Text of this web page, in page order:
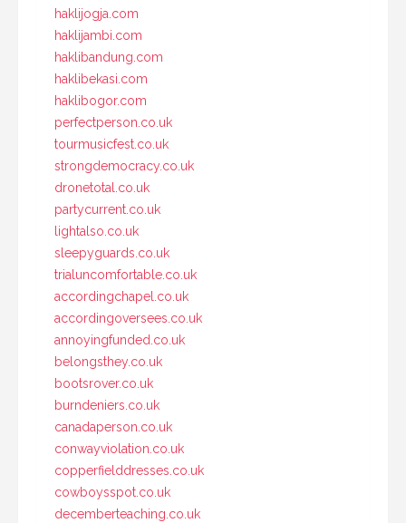
haklijogja.com
haklijambi.com
haklibandung.com
haklibekasi.com
haklibogor.com
perfectperson.co.uk
tourmusicfest.co.uk
strongdemocracy.co.uk
dronetotal.co.uk
partycurrent.co.uk
lightalso.co.uk
sleepyguards.co.uk
trialuncomfortable.co.uk
accordingchapel.co.uk
accordingoversees.co.uk
annoyingfunded.co.uk
belongsthey.co.uk
bootsrover.co.uk
burndeniers.co.uk
canadaperson.co.uk
conwayviolation.co.uk
copperfielddresses.co.uk
cowboysspot.co.uk
decemberteaching.co.uk